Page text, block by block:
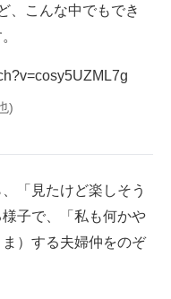
、こんな中でもでき
)
「見たけど楽しそう
子で、「私も何かや
）する夫婦仲をのぞ